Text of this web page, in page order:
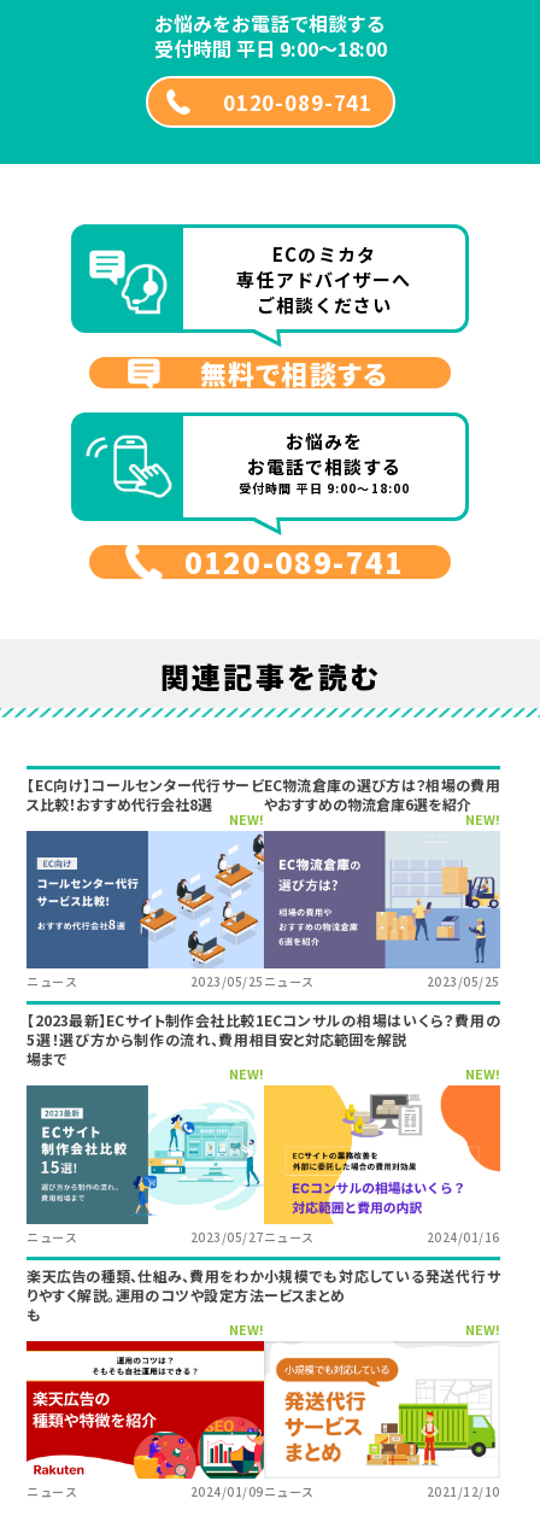
お悩みをお電話で相談する
受付時間 平日 9:00～18:00
0120-089-741
ECのミカタ
専任アドバイザーへ
ご相談ください
無料で相談する
お悩みを
お電話で相談する
受付時間 平日 9:00～18:00
0120-089-741
関連記事を読む
【EC向け】コールセンター代行サービ
ス比較！おすすめ代行会社8選
NEW!
ニュース 2023/05/25
EC物流倉庫の選び方は？相場の費用
やおすすめの物流倉庫6選を紹介
NEW!
ニュース 2023/05/25
【2023最新】ECサイト制作会社比較1
5選！選び方から制作の流れ、費用相
場まで
NEW!
ニュース 2023/05/27
ECコンサルの相場はいくら？費用の
目安と対応範囲を解説
NEW!
ニュース 2024/01/16
楽天広告の種類、仕組み、費用をわか
りやすく解説。運用のコツや設定方法
も
NEW!
ニュース 2024/01/09
小規模でも対応している発送代行サ
ービスまとめ
NEW!
ニュース 2021/12/10